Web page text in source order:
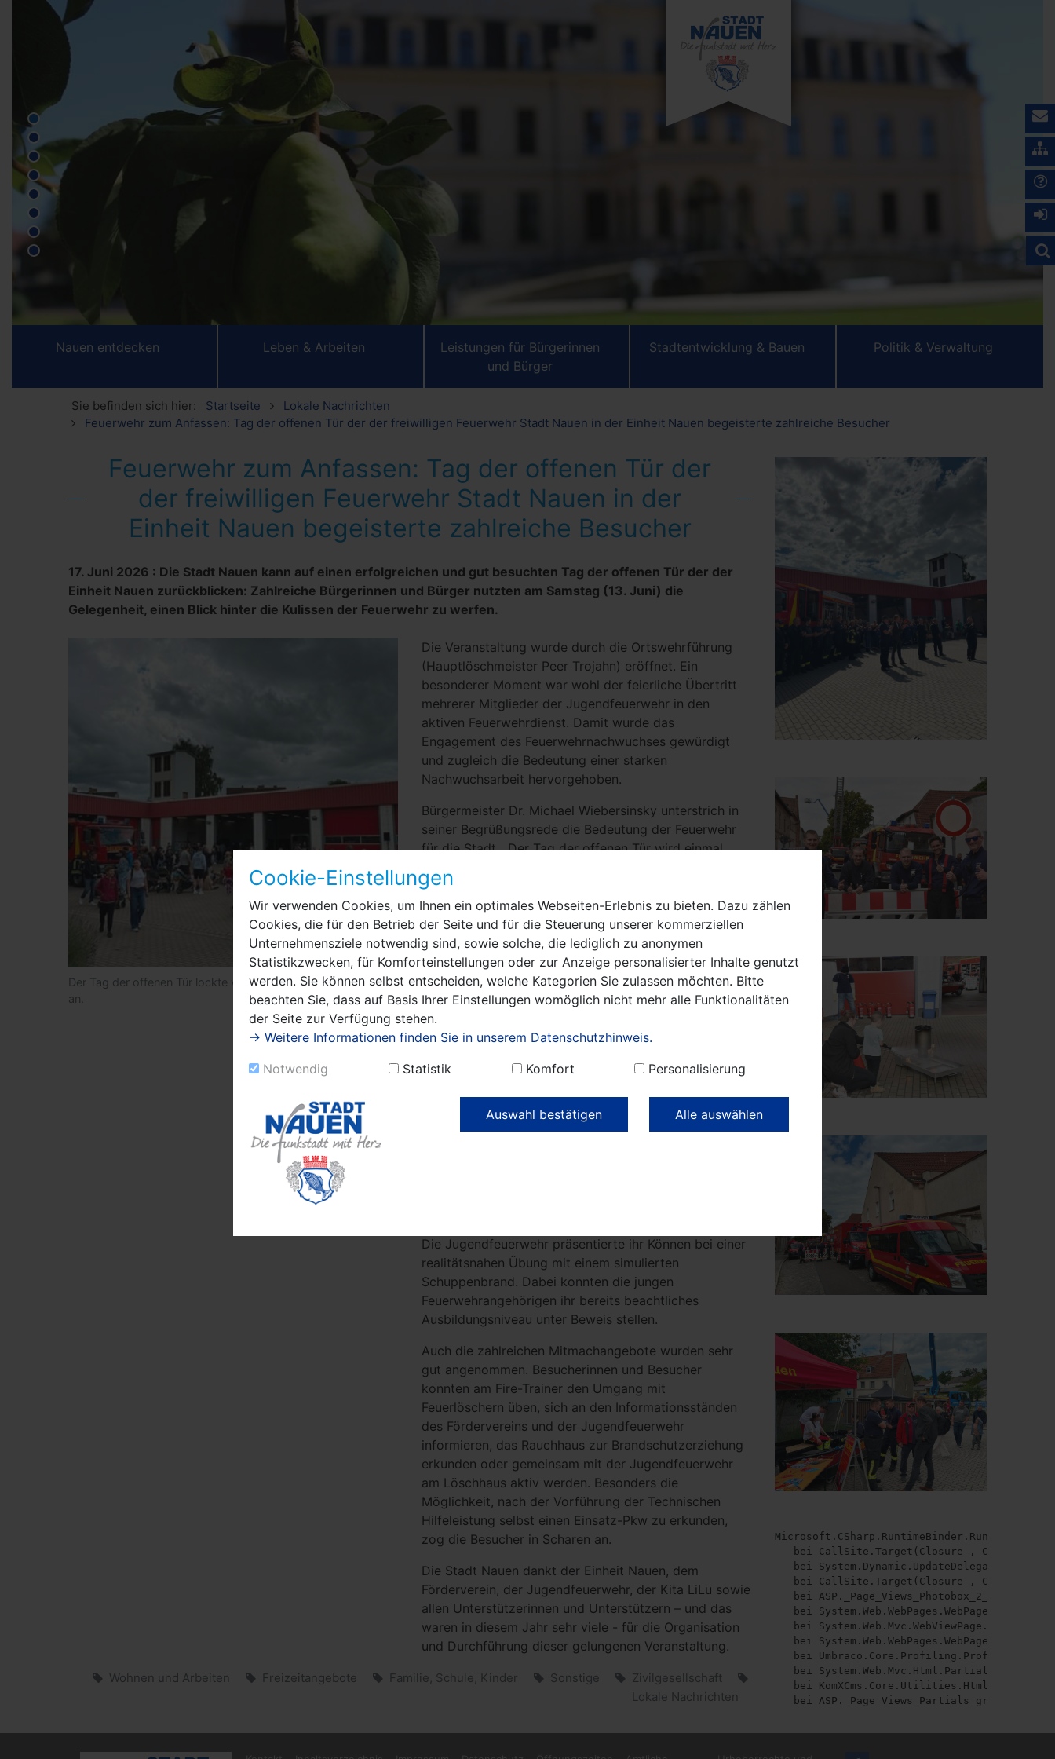
Cookie-Einstellungen
Wir verwenden Cookies, um Ihnen ein optimales Webseiten-Erlebnis zu bieten. Dazu zählen
Cookies, die für den Betrieb der Seite und für die Steuerung unserer kommerziellen
Unternehmensziele notwendig sind, sowie solche, die lediglich zu anonymen
Statistikzwecken, für Komforteinstellungen oder zur Anzeige personalisierter Inhalte genutzt
werden. Sie können selbst entscheiden, welche Kategorien Sie zulassen möchten. Bitte
beachten Sie, dass auf Basis Ihrer Einstellungen womöglich nicht mehr alle Funktionalitäten
der Seite zur Verfügung stehen.
→ Weitere Informationen finden Sie in unserem Datenschutzhinweis.
Notwendig
Statistik Komfort Personalisierung
Auswahl bestätigen Alle auswählen
Nauen entdecken Leben & Arbeiten
Leistungen für Bürgerinnen
und Bürger
Stadtentwicklung & Bauen Politik & Verwaltung
Sie befinden sich hier: Startseite
Lokale Nachrichten
Feuerwehr zum Anfassen: Tag der offenen Tür der der freiwilligen Feuerwehr Stadt Nauen in der Einheit Nauen begeisterte zahlreiche Besucher
Feuerwehr zum Anfassen: Tag der offenen Tür der
der freiwilligen Feuerwehr Stadt Nauen in der
Einheit Nauen begeisterte zahlreiche Besucher
17. Juni 2026 : Die Stadt Nauen kann auf einen erfolgreichen und gut besuchten Tag der offenen Tür der der
Einheit Nauen zurückblicken: Zahlreiche Bürgerinnen und Bürger nutzten am Samstag (13. Juni) die
Gelegenheit, einen Blick hinter die Kulissen der Feuerwehr zu werfen.
Der Tag der offenen Tür lockte viele große und kleine Besucher
an.
Die Veranstaltung wurde durch die Ortswehrführung
(Hauptlöschmeister Peer Trojahn) eröffnet. Ein
besonderer Moment war wohl der feierliche Übertritt
mehrerer Mitglieder der Jugendfeuerwehr in den
aktiven Feuerwehrdienst. Damit wurde das
Engagement des Feuerwehrnachwuchses gewürdigt
und zugleich die Bedeutung einer starken
Nachwuchsarbeit hervorgehoben.
Bürgermeister Dr. Michael Wiebersinsky unterstrich in
seiner Begrüßungsrede die Bedeutung der Feuerwehr
für die Stadt. „Der Tag der offenen Tür wird einmal
Menschen in unserer Stadt verbunden ist.“
Im Namen der Stadt Nauen bedankte er sich herzlich
für das Engagement der Kameradinnen und
Kameraden. „Und bedanke ich mich für das, was
tagtäglich geleistet wird, und was hier und heute
geleistet wird. Die verschiedenen Dinge, die ihr alle für
unsere Stadt tut. Das ist nicht selbstverständlich, auch
nicht für eure Familien. Und ich wünsche euch, dass ihr
Im Verlauf des Tages erwartete die Besucherinnen und
Besucher ein abwechslungsreiches Programm. Große
Aufmerksamkeit fanden die Vorführungen von
Die Jugendfeuerwehr präsentierte ihr Können bei einer
realitätsnahen Übung mit einem simulierten
Schuppenbrand. Dabei konnten die jungen
Feuerwehrangehörigen ihr bereits beachtliches
Ausbildungsniveau unter Beweis stellen.
Auch die zahlreichen Mitmachangebote wurden sehr
gut angenommen. Besucherinnen und Besucher
konnten am Fire-Trainer den Umgang mit
Feuerlöschern üben, sich an den Informationsständen
des Fördervereins und der Jugendfeuerwehr
informieren, das Rauchhaus zur Brandschutzerziehung
erkunden oder gemeinsam mit der Jugendfeuerwehr
am Löschhaus aktiv werden. Besonders die
Möglichkeit, nach der Vorführung der Technischen
Hilfeleistung selbst einen Einsatz-Pkw zu erkunden,
zog die Besucher in Scharen an.
Die Stadt Nauen dankt der Einheit Nauen, dem
Förderverein, der Jugendfeuerwehr, der Kita LiLu sowie
allen Unterstützerinnen und Unterstützern – und das
waren in diesem Jahr sehr viele - für die Organisation
und Durchführung dieser gelungenen Veranstaltung.
Wohnen und Arbeiten Freizeitangebote Familie, Schule, Kinder Sonstige
Zivilgesellschaft
Lokale Nachrichten
bei CallSite.Target(Closure , CallSite ,
bei
bei CallSite.Target(Closure , CallSite ,
bei
bei
bei
bei
bei
bei
bei
bei